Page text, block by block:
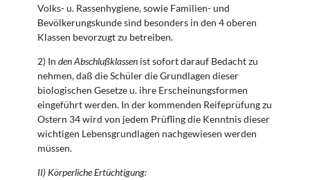
Volks- u. Rassenhygiene, sowie Familien- und
Bevölkerungskunde sind besonders in den 4 oberen
Klassen bevorzugt zu betreiben.
2) In den Abschlußklassen ist sofort darauf Bedacht zu
nehmen, daß die Schüler die Grundlagen dieser
biologischen Gesetze u. ihre Erscheinungsformen
eingeführt werden. In der kommenden Reifeprüfung zu
Ostern 34 wird von jedem Prüfling die Kenntnis dieser
wichtigen Lebensgrundlagen nachgewiesen werden
müssen.
II) Körperliche Ertüchtigung: